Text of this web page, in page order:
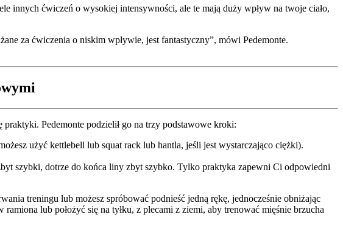
innych ćwiczeń o wysokiej intensywności, ale te mają duży wpływ na twoje ciało,
za ćwiczenia o niskim wpływie, jest fantastyczny”, mówi Pedemonte.
Pedemonte podzielił go na trzy podstawowe kroki:
użyć kettlebell lub squat rack lub hantla, jeśli jest wystarczająco ciężki).
szybki, dotrze do końca liny zbyt szybko. Tylko praktyka zapewni Ci odpowiedni
treningu lub możesz spróbować podnieść jedną rękę, jednocześnie obniżając
lub położyć się na tyłku, z plecami z ziemi, aby trenować mięśnie brzucha